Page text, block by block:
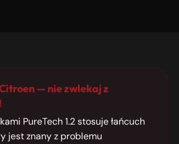
— nie zwlekaj z
PureTech 1.2 stosuje łańcuch
jest znany z problemu